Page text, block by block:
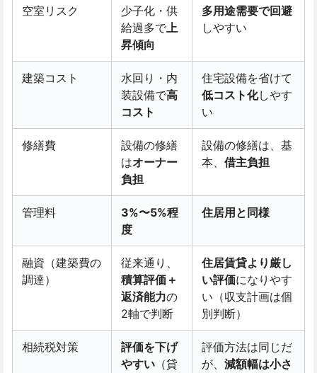
空室リスク
少子化・供
給過多で上
昇傾向
多用途需要で回避
しやすい
建築コスト
水回り・内
装設備で高
コスト
住宅設備を省けて
低コスト化しやす
い
修繕費
設備の修繕
はオーナー
負担
設備の修繕は、基
本、 借主負担
管理料
3%〜5%程
度
住居用と同様
融資（建築費の
調達）
従来通り、
積算評価＋
返済能力の
2軸で判断
住居賃貸より厳し
い評価になりやす
い（収支計画は個
別判断）
相続税対策
評価を下げ
やすい（貸
評価方法は同じだ
が、 減額幅は小さ